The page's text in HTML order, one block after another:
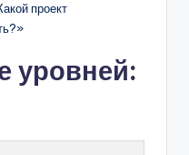
проект
уровней: